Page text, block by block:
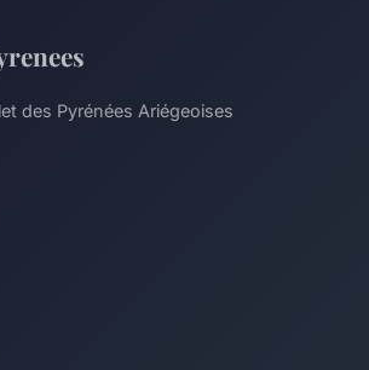
des Pyrénées Ariégeoises